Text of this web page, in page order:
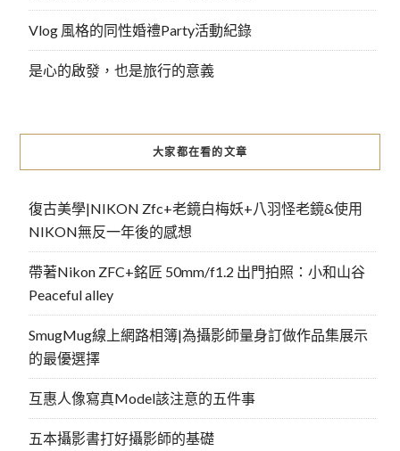
Vlog 風格的同性婚禮Party活動紀錄
是心的啟發，也是旅行的意義
大家都在看的文章
復古美學|NIKON Zfc+老鏡白梅妖+八羽怪老鏡&使用
NIKON無反一年後的感想
帶著Nikon ZFC+銘匠 50mm/f1.2 出門拍照：小和山谷
Peaceful alley
SmugMug線上網路相簿|為攝影師量身訂做作品集展示
的最優選擇
互惠人像寫真Model該注意的五件事
五本攝影書打好攝影師的基礎